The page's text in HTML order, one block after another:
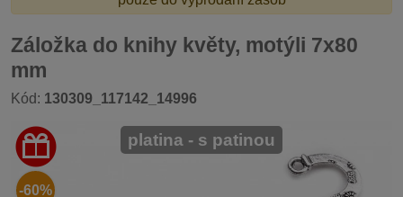
Záložka do knihy květy, motýli 7x80
mm
Kód: 130309_117142_14996
-60%
platina - s patinou